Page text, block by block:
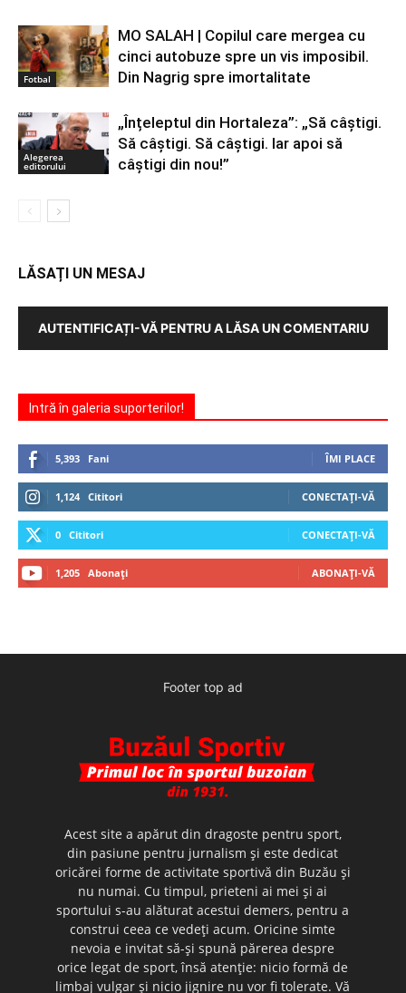
Fotbal
MO SALAH | Copilul care mergea cu
cinci autobuze spre un vis imposibil.
Din Nagrig spre imortalitate
Alegerea
editorului
„Înțeleptul din Hortaleza”: „Să câștigi.
Să câștigi. Să câștigi. Iar apoi să
câștigi din nou!”
LĂSAȚI UN MESAJ
AUTENTIFICAȚI-VĂ PENTRU A LĂSA UN COMENTARIU
Intră în galeria suporterilor!
5,393 Fani ÎMI PLACE
1,124 Cititori CONECTAȚI-VĂ
0 Cititori CONECTAȚI-VĂ
1,205 Abonați ABONAȚI-VĂ
Footer top ad
Acest site a apărut din dragoste pentru sport,
din pasiune pentru jurnalism şi este dedicat
oricărei forme de activitate sportivă din Buzău şi
nu numai. Cu timpul, prieteni ai mei şi ai
sportului s-au alăturat acestui demers, pentru a
construi ceea ce vedeţi acum. Oricine simte
nevoia e invitat să-şi spună părerea despre
orice legat de sport, însă atenţie: nicio formă de
limbaj vulgar şi nicio jignire nu vor fi tolerate. Vă